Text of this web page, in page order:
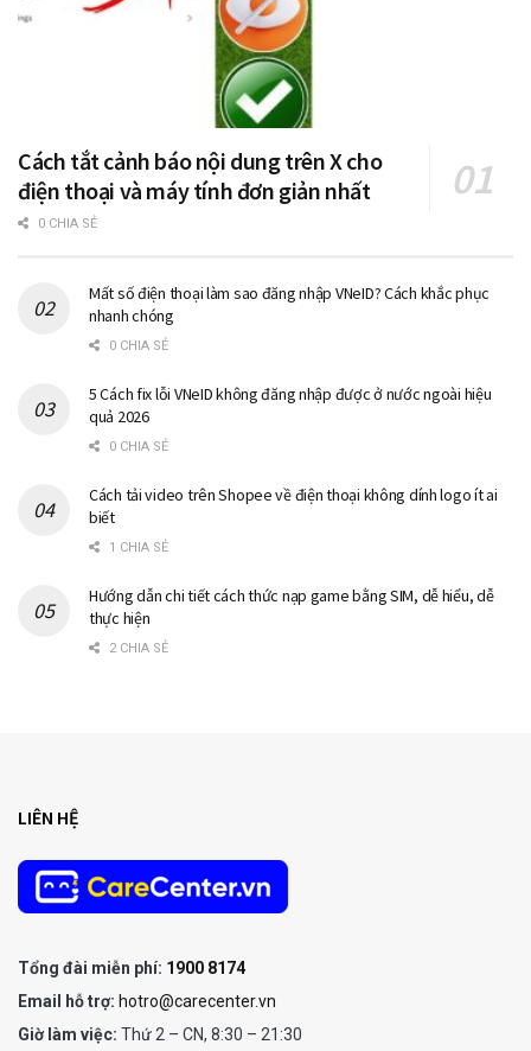
Cách tắt cảnh báo nội dung trên X cho
điện thoại và máy tính đơn giản nhất
0 CHIA SẺ
Mất số điện thoại làm sao đăng nhập VNeID? Cách khắc phục
nhanh chóng
0 CHIA SẺ
5 Cách fix lỗi VNeID không đăng nhập được ở nước ngoài hiệu
quả 2026
0 CHIA SẺ
Cách tải video trên Shopee về điện thoại không dính logo ít ai
biết
1 CHIA SẺ
Hướng dẫn chi tiết cách thức nạp game bằng SIM, dễ hiểu, dễ
thực hiện
2 CHIA SẺ
LIÊN HỆ
Tổng đài miễn phí: 1900 8174
Email hỗ trợ: hotro@carecenter.vn
Giờ làm việc: Thứ 2 – CN, 8:30 – 21:30